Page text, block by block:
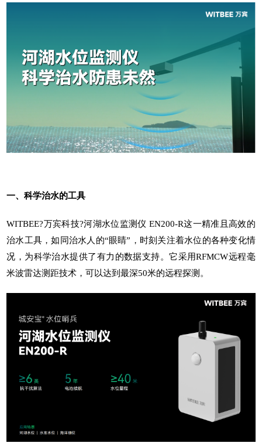
一、科学治水的工具
WITBEE?万宾科技?河湖水位监测仪 EN200-R这一精准且高效的
治水工具，如同治水人的“眼睛”，时刻关注着水位的各种变化情
况，为科学治水提供了有力的数据支持。它采用RFMCW远程毫
米波雷达测距技术，可以达到最深50米的远程探测。